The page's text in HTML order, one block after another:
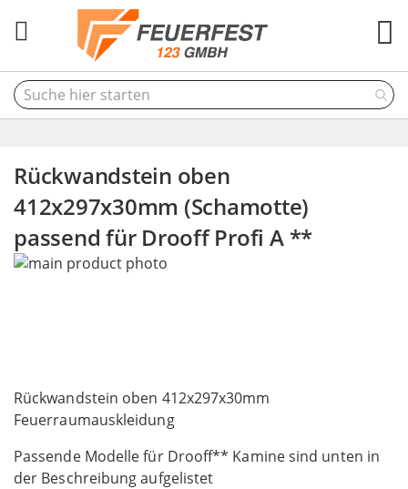
Rückwandstein oben
412x297x30mm (Schamotte)
passend für Drooff Profi A **
Rückwandstein oben 412x297x30mm
Feuerraumauskleidung
Passende Modelle für Drooff** Kamine sind unten in
der Beschreibung aufgelistet
Skip
gallery
to
the
of
the